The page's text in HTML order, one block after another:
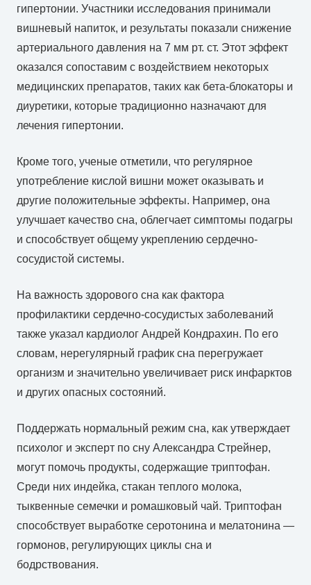
гипертонии. Участники исследования принимали
вишневый напиток, и результаты показали снижение
артериального давления на 7 мм рт. ст. Этот эффект
оказался сопоставим с воздействием некоторых
медицинских препаратов, таких как бета-блокаторы и
диуретики, которые традиционно назначают для
лечения гипертонии.
Кроме того, ученые отметили, что регулярное
употребление кислой вишни может оказывать и
другие положительные эффекты. Например, она
улучшает качество сна, облегчает симптомы подагры
и способствует общему укреплению сердечно-
сосудистой системы.
На важность здорового сна как фактора
профилактики сердечно-сосудистых заболеваний
также указал кардиолог Андрей Кондрахин. По его
словам, нерегулярный график сна перегружает
организм и значительно увеличивает риск инфарктов
и других опасных состояний.
Поддержать нормальный режим сна, как утверждает
психолог и эксперт по сну Александра Стрейнер,
могут помочь продукты, содержащие триптофан.
Среди них индейка, стакан теплого молока,
тыквенные семечки и ромашковый чай. Триптофан
способствует выработке серотонина и мелатонина —
гормонов, регулирующих циклы сна и
бодрствования.